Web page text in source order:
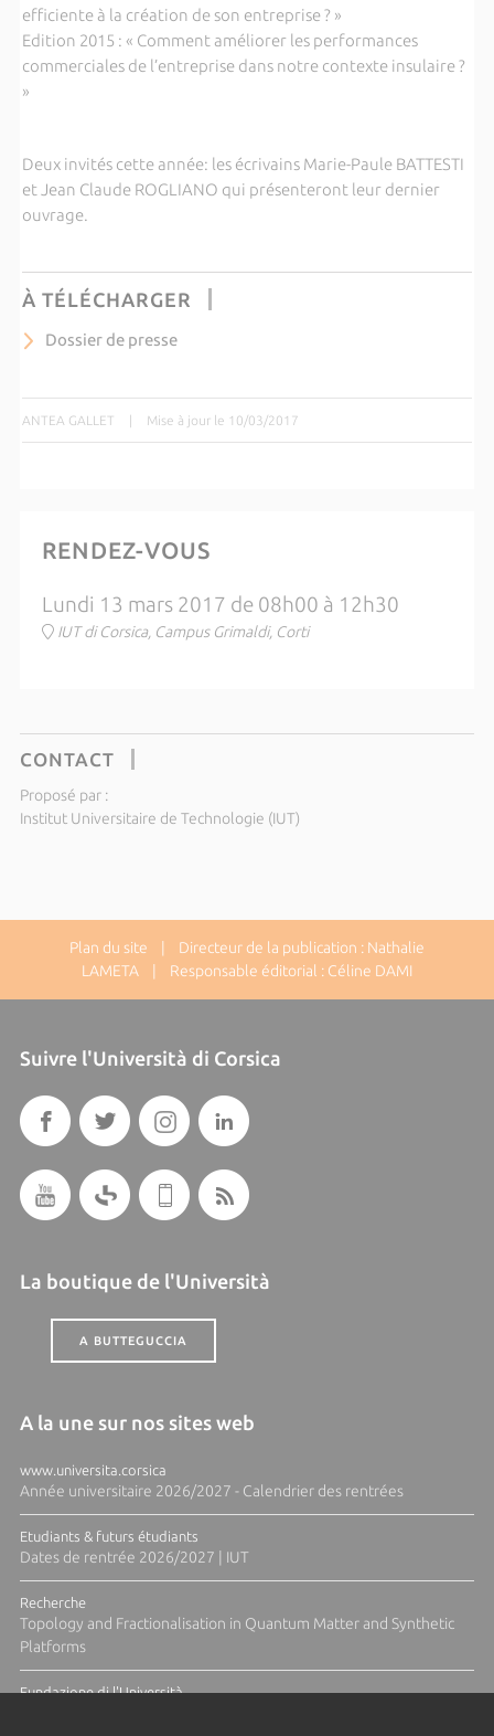
efficiente à la création de son entreprise ? »
Edition 2015 : « Comment améliorer les performances
commerciales de l’entreprise dans notre contexte insulaire ?
»
Deux invités cette année: les écrivains Marie-Paule BATTESTI
et Jean Claude ROGLIANO qui présenteront leur dernier
ouvrage.
À TÉLÉCHARGER
Dossier de presse
ANTEA GALLET | Mise à jour le 10/03/2017
RENDEZ-VOUS
Lundi 13 mars 2017 de 08h00 à 12h30
IUT di Corsica, Campus Grimaldi, Corti
CONTACT
Proposé par :
Institut Universitaire de Technologie (IUT)
Plan du site | Directeur de la publication : Nathalie
LAMETA | Responsable éditorial : Céline DAMI
Suivre l'Università di Corsica
La boutique de l'Università
A BUTTEGUCCIA
A la une sur nos sites web
www.universita.corsica
Année universitaire 2026/2027 - Calendrier des rentrées
Etudiants & futurs étudiants
Dates de rentrée 2026/2027 | IUT
Recherche
Topology and Fractionalisation in Quantum Matter and Synthetic
Platforms
Fundazione di l'Università